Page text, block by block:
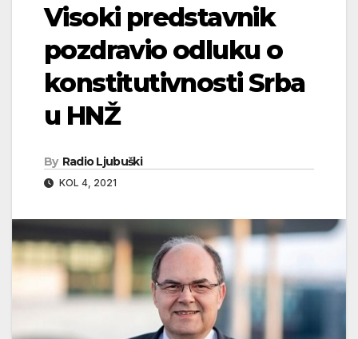
Visoki predstavnik
pozdravio odluku o
konstitutivnosti Srba
u HNŽ
By Radio Ljubuški
KOL 4, 2021